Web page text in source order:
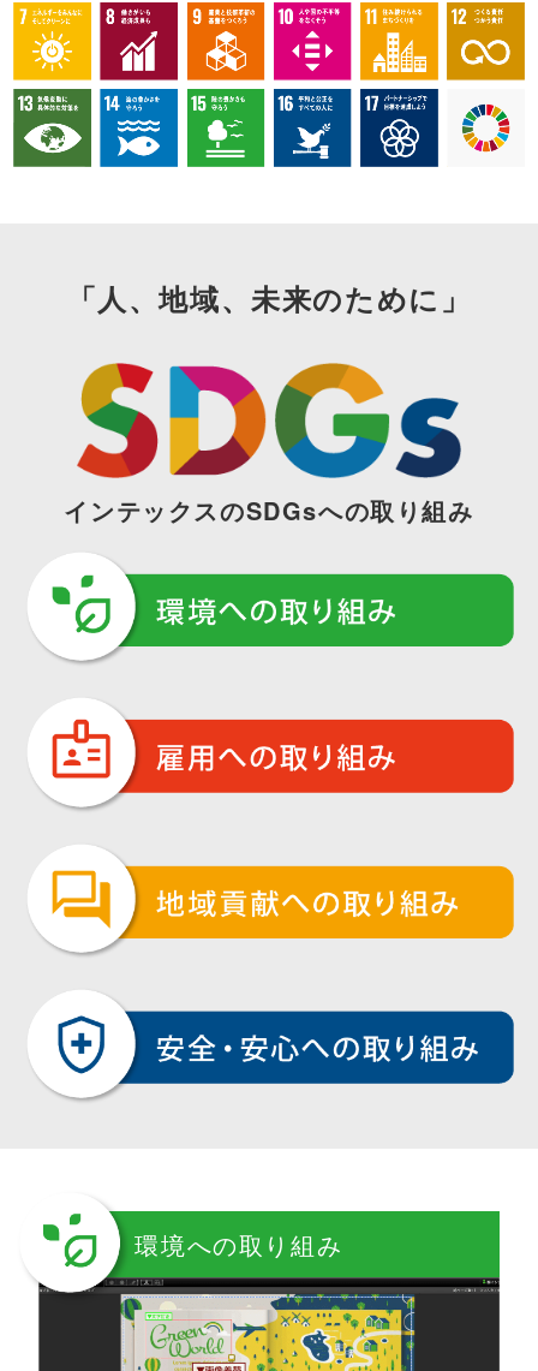
「人、地域、未来のために」
インテックスのSDGsへの取り組み
環境への取り組み